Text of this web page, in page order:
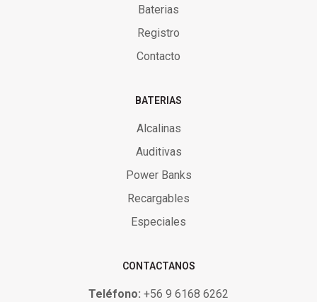
Baterias
Registro
Contacto
BATERIAS
Alcalinas
Auditivas
Power Banks
Recargables
Especiales
CONTACTANOS
Teléfono: +56 9 6168 6262